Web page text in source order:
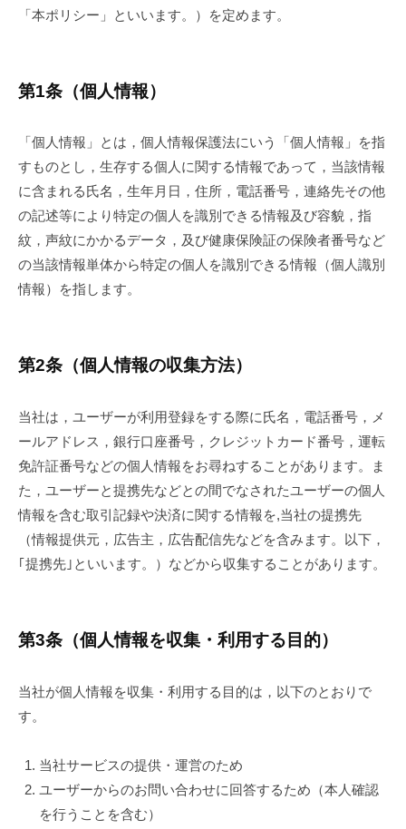
バ
ー
リ
シ
ー
2024-
12-
16
ai
「本ポリシー」といいます。）を定めます。
第1条（個人情報）
「個人情報」とは，個人情報保護法にいう「個人情報」を指
すものとし，生存する個人に関する情報であって，当該情報
に含まれる氏名，生年月日，住所，電話番号，連絡先その他
の記述等により特定の個人を識別できる情報及び容貌，指
紋，声紋にかかるデータ，及び健康保険証の保険者番号など
の当該情報単体から特定の個人を識別できる情報（個人識別
情報）を指します。
第2条（個人情報の収集方法）
当社は，ユーザーが利用登録をする際に氏名，電話番号，メ
ールアドレス，銀行口座番号，クレジットカード番号，運転
免許証番号などの個人情報をお尋ねすることがあります。ま
た，ユーザーと提携先などとの間でなされたユーザーの個人
情報を含む取引記録や決済に関する情報を,当社の提携先
（情報提供元，広告主，広告配信先などを含みます。以下，
｢提携先｣といいます。）などから収集することがあります。
第3条（個人情報を収集・利用する目的）
当社が個人情報を収集・利用する目的は，以下のとおりで
す。
当社サービスの提供・運営のため
ユーザーからのお問い合わせに回答するため（本人確認
を行うことを含む）